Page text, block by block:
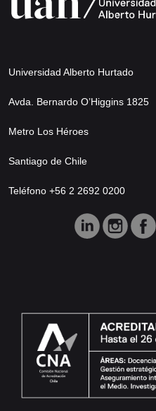
Universidad Alberto Hurtado
Avda. Bernardo O’Higgins 1825
Metro Los Héroes
Santiago de Chile
Teléfono +56 2 2692 0200